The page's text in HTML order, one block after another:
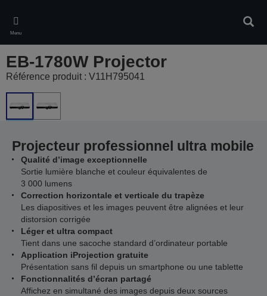
main
content
Menu
EB-1780W Projector
Référence produit : V11H795041
Projecteur professionnel ultra mobile
Qualité d’image exceptionnelle
Sortie lumière blanche et couleur équivalentes de
3 000 lumens
Correction horizontale et verticale du trapèze
Les diapositives et les images peuvent être alignées et leur
distorsion corrigée
Léger et ultra compact
Tient dans une sacoche standard d’ordinateur portable
Application iProjection gratuite
Présentation sans fil depuis un smartphone ou une tablette
Fonctionnalités d’écran partagé
Affichez en simultané des images depuis deux sources